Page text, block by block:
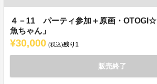
４－11 パーティ参加＋原画・
魚ちゃん」
¥30,000 (税込)残り1
販売終了